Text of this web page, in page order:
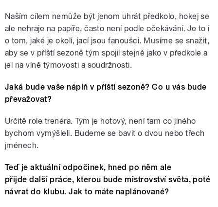
Naším cílem nemůže být jenom uhrát předkolo, hokej se
ale nehraje na papíře, často není podle očekávání. Je to i
o tom, jaké je okolí, jací jsou fanoušci. Musíme se snažit,
aby se v příští sezoně tým spojil stejně jako v předkole a
jel na vlně týmovosti a soudržnosti.
Jaká bude vaše náplň v příští sezoně? Co u vás bude
převažovat?
Určitě role trenéra. Tým je hotový, není tam co jiného
bychom vymýšleli. Budeme se bavit o dvou nebo třech
jménech.
Teď je aktuální odpočinek, hned po něm ale
přijde další práce, kterou bude mistrovství světa, poté
návrat do klubu. Jak to máte naplánované?